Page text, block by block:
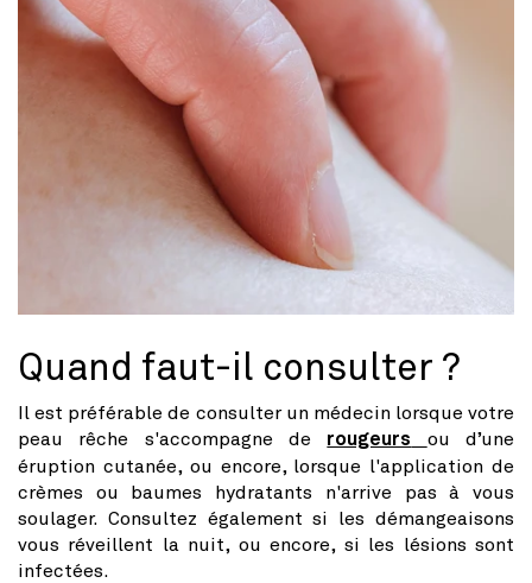
Quand faut-il consulter ?
Il est préférable de consulter un médecin lorsque votre
peau rêche s'accompagne de rougeurs
ou d’une
éruption cutanée, ou encore, lorsque l'application de
crèmes ou baumes hydratants n'arrive pas à vous
soulager. Consultez également si les démangeaisons
vous réveillent la nuit, ou encore, si les lésions sont
infectées.